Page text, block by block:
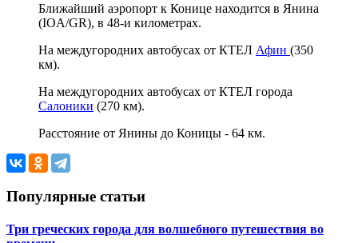
Ближайший аэропорт к Конице находится в Янина
(IOA/GR), в 48-и километрах.
На междугородних автобусах от КТЕЛ Афин (350
км).
На междугородних автобусах от КТЕЛ города
Салоники (270 км).
Расстояние от Янины до Коницы - 64 км.
Популярные статьи
Три греческих города для волшебного путешествия во